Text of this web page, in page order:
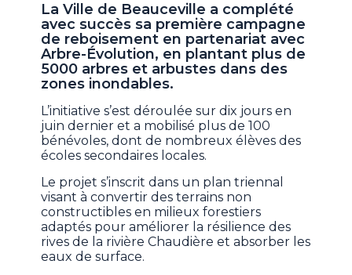
La Ville de Beauceville a complété
avec succès sa première campagne
de reboisement en partenariat avec
Arbre-Évolution, en plantant plus de
5000 arbres et arbustes dans des
zones inondables.
L’initiative s’est déroulée sur dix jours en
juin dernier et a mobilisé plus de 100
bénévoles, dont de nombreux élèves des
écoles secondaires locales.
Le projet s’inscrit dans un plan triennal
visant à convertir des terrains non
constructibles en milieux forestiers
adaptés pour améliorer la résilience des
rives de la rivière Chaudière et absorber les
eaux de surface.